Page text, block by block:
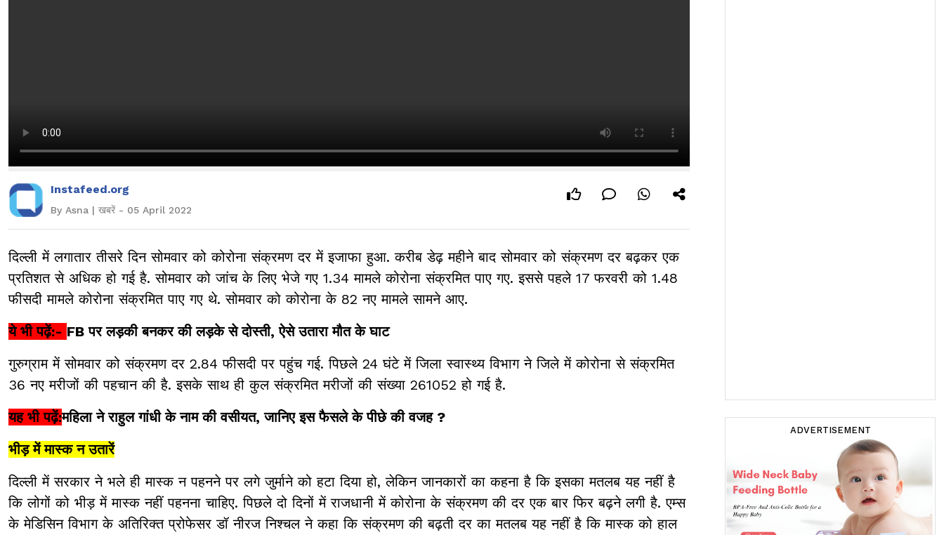
Instafeed.org
By Asna | खबरें - 05 April 2022
दिल्ली में लगातार तीसरे दिन सोमवार को कोरोना संक्रमण दर में इजाफा हुआ. करीब डेढ़ महीने बाद सोमवार को संक्रमण दर बढ़कर एक
प्रतिशत से अधिक हो गई है. सोमवार को जांच के लिए भेजे गए 1.34 मामले कोरोना संक्रमित पाए गए. इससे पहले 17 फरवरी को 1.48
फीसदी मामले कोरोना संक्रमित पाए गए थे. सोमवार को कोरोना के 82 नए मामले सामने आए.
ये भी पढ़ें:- FB पर लड़की बनकर की लड़के से दोस्ती, ऐसे उतारा मौत के घाट
गुरुग्राम में सोमवार को संक्रमण दर 2.84 फीसदी पर पहुंच गई. पिछले 24 घंटे में जिला स्वास्थ्य विभाग ने जिले में कोरोना से संक्रमित
36 नए मरीजों की पहचान की है. इसके साथ ही कुल संक्रमित मरीजों की संख्या 261052 हो गई है.
यह भी पढ़ें:महिला ने राहुल गांधी के नाम की वसीयत, जानिए इस फैसले के पीछे की वजह ?
भीड़ में मास्क न उतारें
दिल्ली में सरकार ने भले ही मास्क न पहनने पर लगे जुर्माने को हटा दिया हो, लेकिन जानकारों का कहना है कि इसका मतलब यह नहीं है
कि लोगों को भीड़ में मास्क नहीं पहनना चाहिए. पिछले दो दिनों में राजधानी में कोरोना के संक्रमण की दर एक बार फिर बढ़ने लगी है. एम्स
के मेडिसिन विभाग के अतिरिक्त प्रोफेसर डॉ नीरज निश्चल ने कहा कि संक्रमण की बढ़ती दर का मतलब यह नहीं है कि मास्क को हाल
ADVERTISEMENT